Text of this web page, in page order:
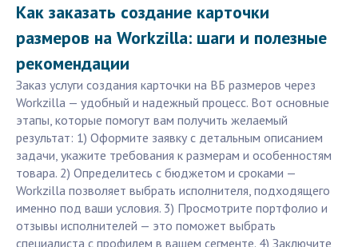
Как заказать создание карточки
размеров на Workzilla: шаги и полезные
рекомендации
Заказ услуги создания карточки на ВБ размеров через
Workzilla — удобный и надежный процесс. Вот основные
этапы, которые помогут вам получить желаемый
результат: 1) Оформите заявку с детальным описанием
задачи, укажите требования к размерам и особенностям
товара. 2) Определитесь с бюджетом и сроками —
Workzilla позволяет выбрать исполнителя, подходящего
именно под ваши условия. 3) Просмотрите портфолио и
отзывы исполнителей — это поможет выбрать
специалиста с профилем в вашем сегменте. 4) Заключите